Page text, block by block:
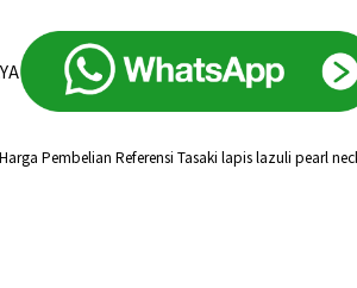
Harga Pembelian Referensi Tasaki lapis lazuli pearl